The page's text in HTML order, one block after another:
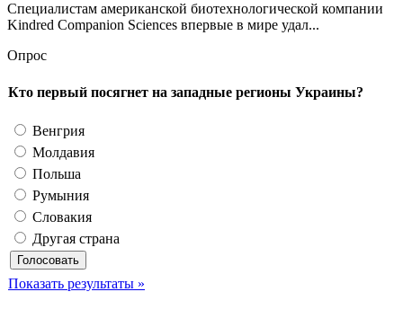
Специалистам американской биотехнологической компании
Kindred Companion Sciences впервые в мире удал...
Опрос
Кто первый посягнет на западные регионы Украины?
Венгрия
Молдавия
Польша
Румыния
Словакия
Другая страна
Показать результаты »